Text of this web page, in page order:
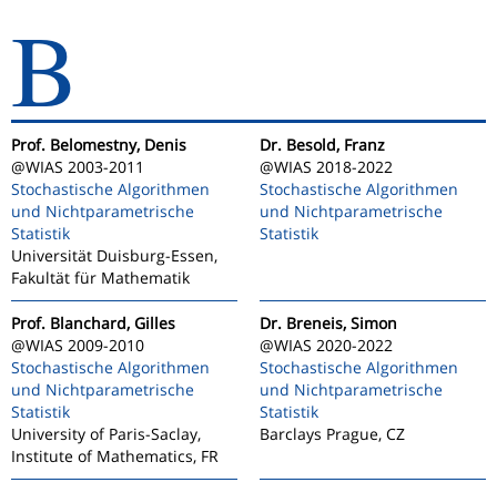
B
Prof. Belomestny, Denis
@WIAS 2003-2011
Stochastische Algorithmen
und Nichtparametrische
Statistik
Universität Duisburg-Essen,
Fakultät für Mathematik
Dr. Besold, Franz
@WIAS 2018-2022
Stochastische Algorithmen
und Nichtparametrische
Statistik
Prof. Blanchard, Gilles
@WIAS 2009-2010
Stochastische Algorithmen
und Nichtparametrische
Statistik
University of Paris-Saclay,
Institute of Mathematics, FR
Dr. Breneis, Simon
@WIAS 2020-2022
Stochastische Algorithmen
und Nichtparametrische
Statistik
Barclays Prague, CZ